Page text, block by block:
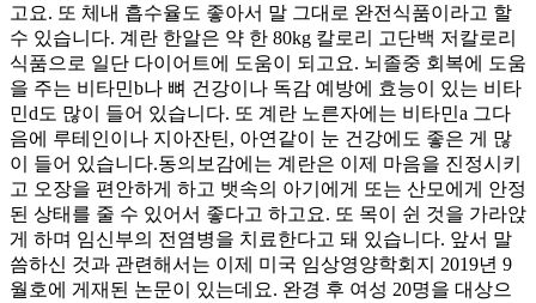
고요. 또 체내 흡수율도 좋아서 말 그대로 완전식품이라고 할
수 있습니다. 계란 한알은 약 한 80kg 칼로리 고단백 저칼로리
식품으로 일단 다이어트에 도움이 되고요. 뇌졸중 회복에 도움
을 주는 비타민b나 뼈 건강이나 독감 예방에 효능이 있는 비타
민d도 많이 들어 있습니다. 또 계란 노른자에는 비타민a 그다
음에 루테인이나 지아잔틴, 아연같이 눈 건강에도 좋은 게 많
이 들어 있습니다.동의보감에는 계란은 이제 마음을 진정시키
고 오장을 편안하게 하고 뱃속의 아기에게 또는 산모에게 안정
된 상태를 줄 수 있어서 좋다고 하고요. 또 목이 쉰 것을 가라앉
게 하며 임신부의 전염병을 치료한다고 돼 있습니다. 앞서 말
씀하신 것과 관련해서는 이제 미국 임상영양학회지 2019년 9
월호에 게재된 논문이 있는데요. 완경 후 여성 20명을 대상으